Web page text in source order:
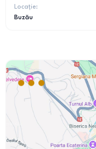
Locație:
Buzău